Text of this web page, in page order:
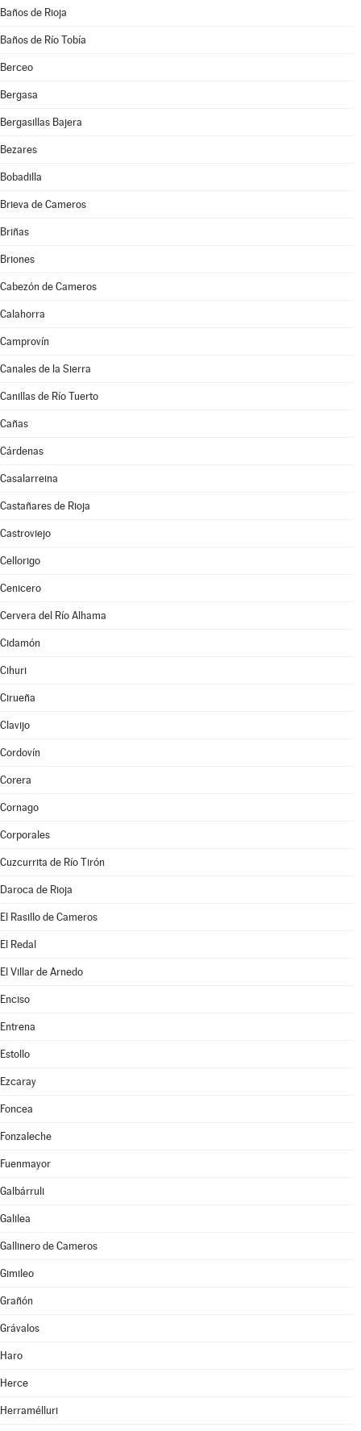
Baños de Rioja
Baños de Río Tobía
Berceo
Bergasa
Bergasillas Bajera
Bezares
Bobadilla
Brieva de Cameros
Briñas
Briones
Cabezón de Cameros
Calahorra
Camprovín
Canales de la Sierra
Canillas de Río Tuerto
Cañas
Cárdenas
Casalarreina
Castañares de Rioja
Castroviejo
Cellorigo
Cenicero
Cervera del Río Alhama
Cidamón
Cihuri
Cirueña
Clavijo
Cordovín
Corera
Cornago
Corporales
Cuzcurrita de Río Tirón
Daroca de Rioja
El Rasillo de Cameros
El Redal
El Villar de Arnedo
Enciso
Entrena
Estollo
Ezcaray
Foncea
Fonzaleche
Fuenmayor
Galbárruli
Galilea
Gallinero de Cameros
Gimileo
Grañón
Grávalos
Haro
Herce
Herramélluri